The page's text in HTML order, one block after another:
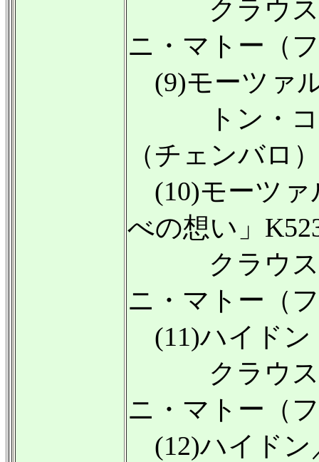
クラウス・
ニ・マトー（
(9)モーツァ
トン・コー
（チェンバロ
(10)モーツァ
べの想い」
クラウス・
ニ・マトー（
(11)ハイドン
クラウス・
ニ・マトー（
(12)ハイドン